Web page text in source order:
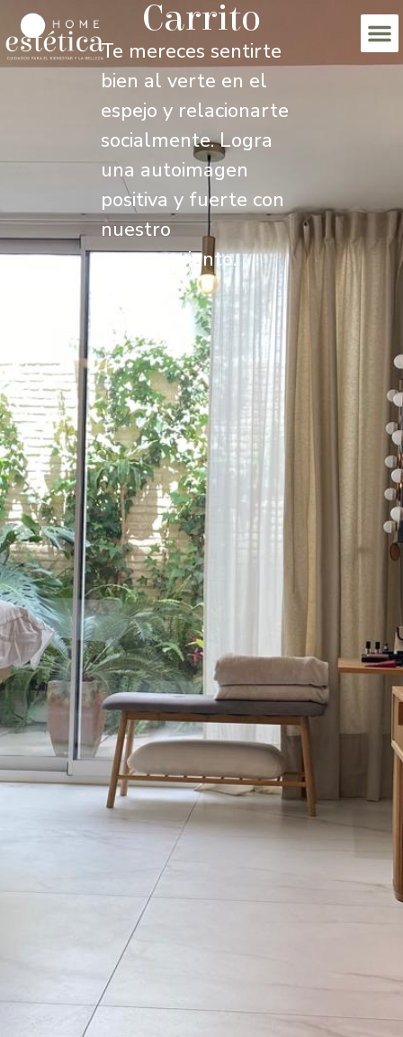
Carrito
Te mereces sentirte
bien al verte en el
espejo y relacionarte
socialmente. Logra
una autoimagen
positiva y fuerte con
nuestro
asesoramiento.